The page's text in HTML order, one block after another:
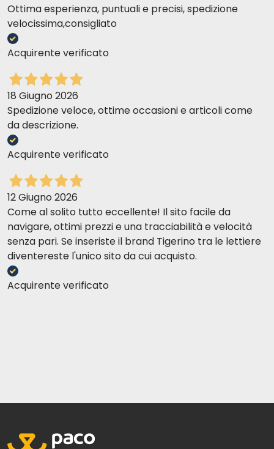
Ottima esperienza, puntuali e precisi, spedizione
velocissima,consigliato
Acquirente verificato
18 Giugno 2026
Spedizione veloce, ottime occasioni e articoli come
da descrizione.
Acquirente verificato
12 Giugno 2026
Come al solito tutto eccellente! Il sito facile da
navigare, ottimi prezzi e una tracciabilità e velocità
senza pari. Se inseriste il brand Tigerino tra le lettiere
diventereste l'unico sito da cui acquisto.
Acquirente verificato